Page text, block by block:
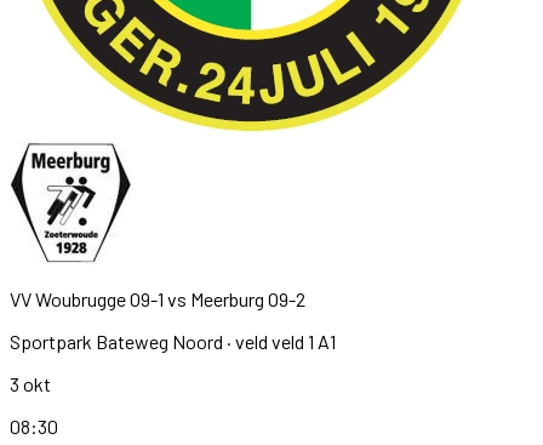
VV Woubrugge O9-1 vs Meerburg O9-2
Sportpark Bateweg Noord · veld veld 1 A1
3 okt
08:30